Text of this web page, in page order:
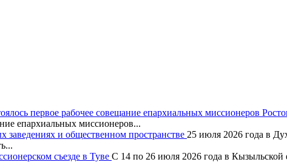
первое рабочее совещание епархиальных миссионеров
епархиальных миссионеров...
заведениях и общественном пространстве 25 июля 2026 года в
съезде в Туве С 14 по 26 июля 2026 года в Кызыльской